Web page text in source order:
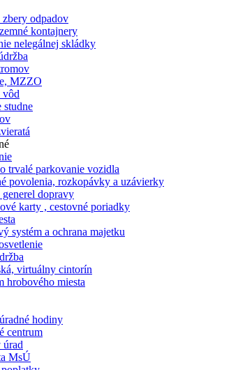
zbery odpadov
kontajnery
nelegálnej skládky
MZZO
vôd
studne
trvalé parkovanie vozidla
povolenia, rozkopávky a uzávierky
dopravy
karty , cestovné poriadky
systém a ochrana majetku
virtuálny cintorín
hrobového miesta
hodiny
centrum
MsÚ